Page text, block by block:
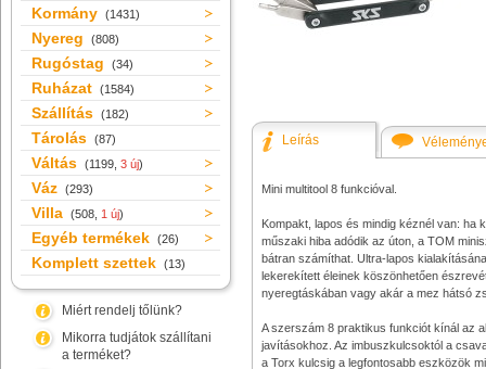
Kormány (1431)
Nyereg (808)
Rugóstag (34)
Ruházat (1584)
Szállítás (182)
Tárolás (87)
Váltás (1199, 3 új)
Váz (293)
Villa (508, 1 új)
Egyéb termékek (26)
Komplett szettek (13)
Miért rendelj tőlünk?
Mikorra tudjátok szállítani
a terméket?
Leírás
Mini multitool 8 funkcióval.
Kompakt, lapos és mindig kéznél van: ha
műszaki hiba adódik az úton, a TOM
bátran számíthat. Ultra-lapos
lekerekített éleinek köszönhetően
nyeregtáskában vagy akár a mez hátsó
A szerszám 8 praktikus funkciót kínál az
javításokhoz. Az imbuszkulcsoktól a
a Torx kulcsig a legfontosabb eszközök